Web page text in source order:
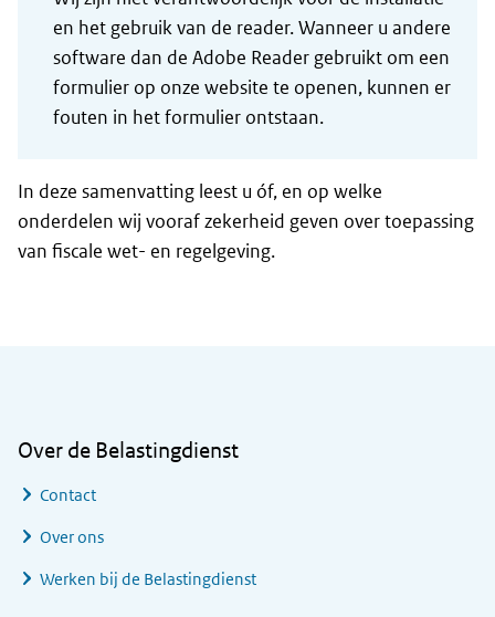
en het gebruik van de reader. Wanneer u andere
software dan de Adobe Reader gebruikt om een
formulier op onze website te openen, kunnen er
fouten in het formulier ontstaan.
In deze samenvatting leest u óf, en op welke
onderdelen wij vooraf zekerheid geven over toepassing
van fiscale wet- en regelgeving.
Over de Belastingdienst
Contact
Over ons
Werken bij de Belastingdienst